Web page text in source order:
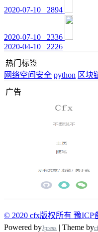
2020-07-10 2894
2020-07-10 2336
2020-04-10
2226
热门标签
网络空间安全 python 区块
广告
© 2020 cfx版权所有 豫ICP
Powered byJpress | Theme by